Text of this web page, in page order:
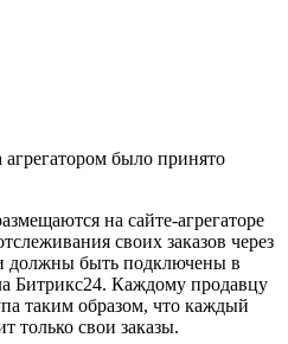
агрегатором было принято
на сайте-агрегаторе
своих заказов через
должны быть подключены в
Битрикс24. Каждому продавцу
таким образом, что каждый
только свои заказы.